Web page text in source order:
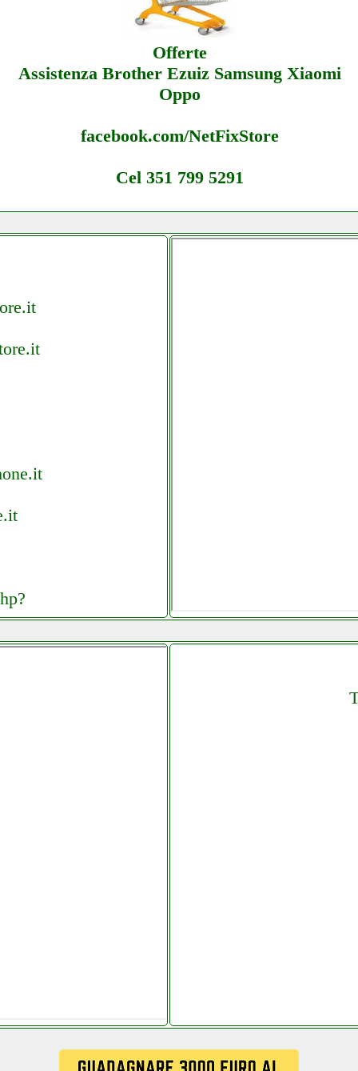
Offerte
Assistenza Brother Ezuiz Samsung Xiaomi
Oppo
facebook.com/NetFixStore
Cel 351 799 5291